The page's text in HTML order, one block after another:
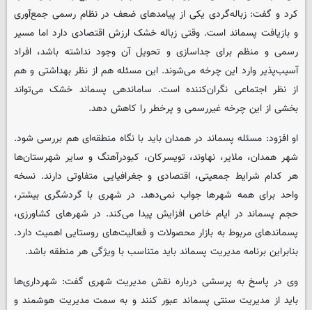
کرد و گفت: زباله‌گردی یکی از پیامدهای ضعف در نظام رسمی جمع‌آوری
و بازیافت پسماند است. وقتی زباله خشک ارزش اقتصادی دارد اما مسیر
رسمی و منظم برای جداسازی و تحویل آن وجود نداشته باشد، افراد
آسیب‌پذیر وارد این چرخه می‌شوند. این مسئله هم از نظر بهداشتی و هم
از نظر اجتماعی نگران‌کننده است. ساماندهی پسماند خشک می‌تواند
بخشی از این چرخه غیررسمی و پرخطر را کاهش دهد.
او افزود: مسئله پسماند در همدان باید با نگاه منطقه‌ای هم بررسی شود.
شهر همدان، ملایر، نهاوند، تویسرکان، کبودرآهنگ و سایر شهرستان‌ها
هر کدام شرایط جمعیتی، اقتصادی و جغرافیایی متفاوتی دارند. نسخه
واحد برای همه شهرها جواب نمی‌دهد. در شهری با گردشگری بیشتر،
حجم پسماند در ایام خاص افزایش پیدا می‌کند. در شهرهای کشاورزی،
پسماندهای مربوط به بازار محصولات و فعالیت‌های روستایی اهمیت دارد.
بنابراین برنامه مدیریت پسماند باید متناسب با ویژگی هر منطقه باشد.
وی در پاسخ به پرسشی درباره نقش مدیریت شهری گفت: شهرداری‌ها
باید از مدیریت سنتی پسماند عبور کنند و به سمت مدیریت هوشمند و